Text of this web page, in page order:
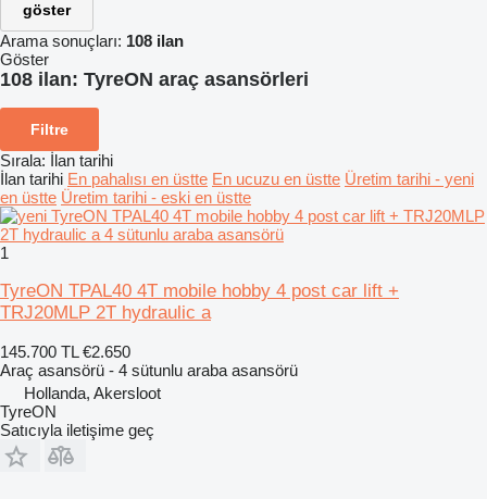
göster
Arama sonuçları: 108 ilan
Göster
108 ilan: TyreON araç asansörleri
Filtre
Sırala: İlan tarihi
İlan tarihi En pahalısı en üstte En ucuzu en üstte Üretim tarihi - yeni
en üstte Üretim tarihi - eski en üstte
1
TyreON TPAL40 4T mobile hobby 4 post car lift +
TRJ20MLP 2T hydraulic a
145.700 TL €2.650
Araç asansörü - 4 sütunlu araba asansörü
Hollanda, Akersloot
TyreON
Satıcıyla iletişime geç